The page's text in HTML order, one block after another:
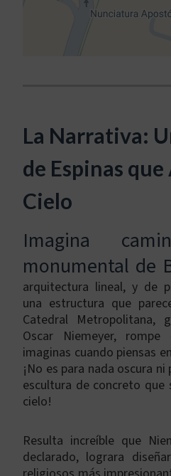
La Narrativa:
de Espinas que
Cielo
Imagina
monumental de
arquitectura lineal, y de
una estructura que
Catedral Metropolitana,
Oscar Niemeyer,
imaginas cuando piensas
¡No es para nada oscura
escultura de concreto que
cielo!
Resulta increíble que
declarado, lograra